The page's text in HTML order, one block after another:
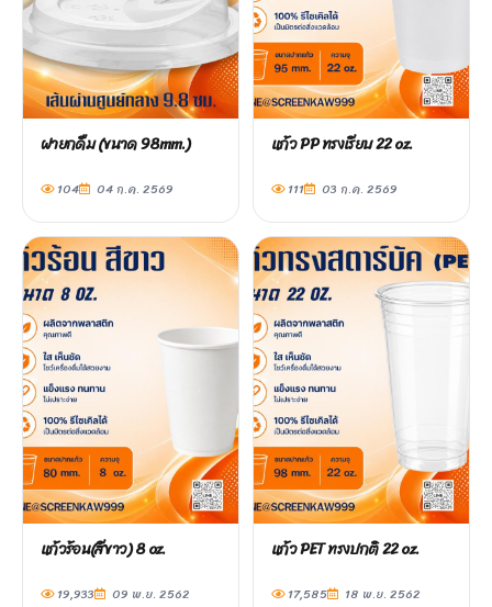
ฝายกดื่ม (ขนาด 98mm.)
104 04 ก.ค. 2569
แก้ว PP ทรงเรียบ 22 oz.
111 03 ก.ค. 2569
แก้วร้อน(สีขาว) 8 oz.
19,933 09 พ.ย. 2562
แก้ว PET ทรงปกติ 22 oz.
17,585 18 พ.ย. 2562